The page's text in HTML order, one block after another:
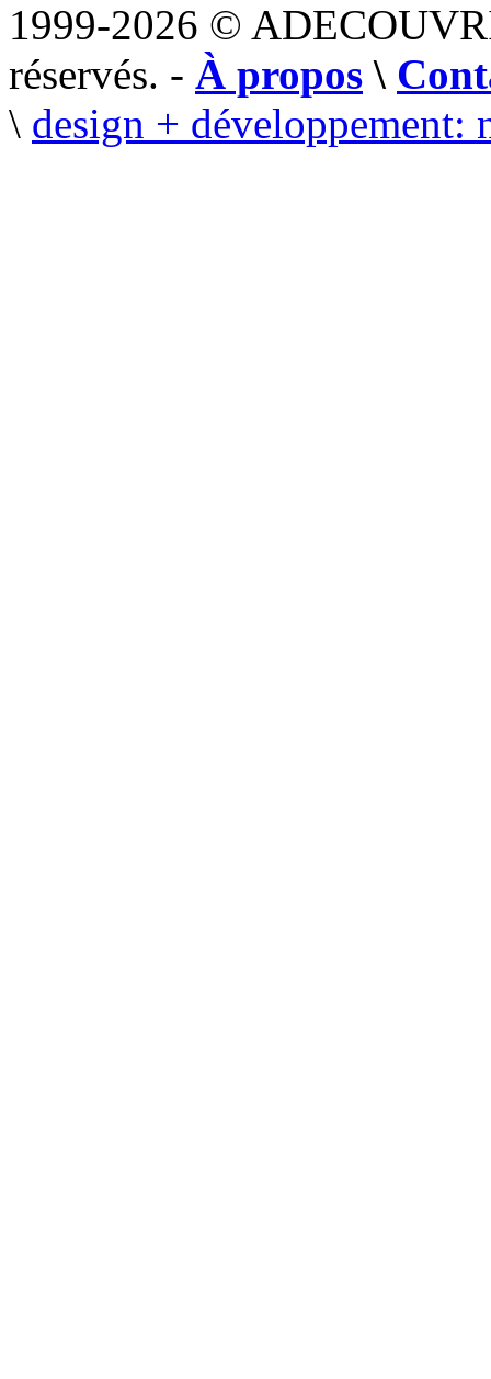
1999-2026 ©
réservés. - À propos \
\ design + développement: